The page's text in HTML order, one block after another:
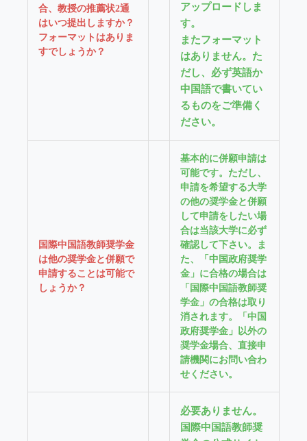
合、教授の推薦状2通
はいつ提出しますか？
フォーマットはありま
すでしょうか？
アップロードしま
す。
またフォーマット
はありません。た
だし、必ず英語か
中国語で書いてい
るものをご準備く
ださい。
国際中国語教師奨学金
は他の奨学金と併願で
申請することは可能で
しょうか？
基本的に併願申請は
可能です。ただし、
申請を希望する大学
の他の奨学金と併願
して申請をしたい場
合は当該大学に必ず
確認して下さい。ま
た、「中国政府奨学
金」に合格の場合は
「国際中国語教師奨
学金」の合格は取り
消されます。「中国
政府奨学金」以外の
奨学金場合、直接申
請機関にお問い合わ
せください。
必要ありません。
国際中国語教師奨